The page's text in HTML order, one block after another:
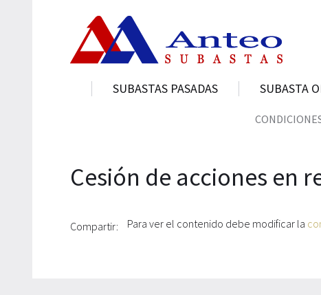
SUBASTAS PASADAS SUBASTA
Cesión de acciones en
Compartir: Para ver el contenido debe modificar la